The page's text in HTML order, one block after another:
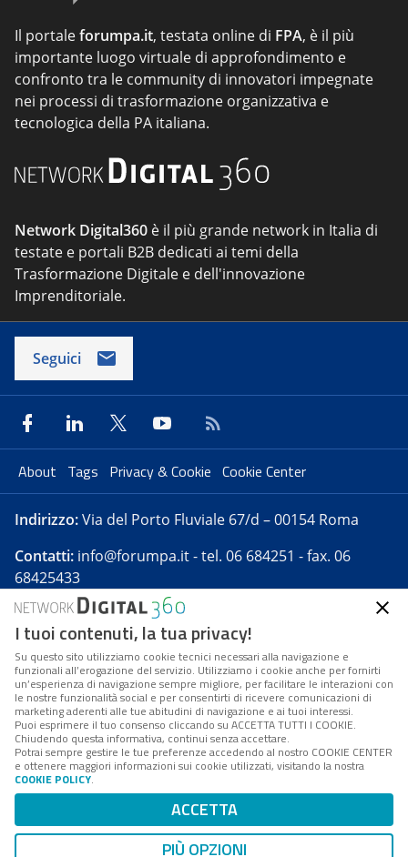
Il portaleforumpa.it, testata online di FPA, è il più
importante luogo virtuale di approfondimento e
confronto tra le community di innovatori impegnate
nei processi di trasformazione organizzativa e
tecnologica della PA italiana.
Network Digital360 è il più grande network in Italia di
testate e portali B2B dedicati ai temi della
Trasformazione Digitale e dell'innovazione
Imprenditoriale.
Seguici
About Tags Privacy & Cookie Cookie Center
Indirizzo:Via del Porto Fluviale 67/d – 00154 Roma
Contatti: info@forumpa.it- tel. 06 684251 - fax. 06
68425433
Forumpa.itè una pubblicazione telematica iscritta
presso Registro della stampa del Tribunale di Roma -
Reg. n. 182 del 2 maggio 2008 - Direttore resp. Michela
Stentella
FPA s.r.l. è società soggetta a Direzione e
Coordinamento da parte di Digital360 S.p.A. - FPA s.r.l.
è un'azienda certificata per il sistema di management
Codice Fiscale/Partita IVA n. 10693191008 - R.E.A. Roma
n. 1249791. ISP AWS
Mappa del sito
I tuoi contenuti, la tua privacy!
Su questo sito utilizziamo cookie tecnici necessari alla navigazione e
funzionali all’erogazione del servizio. Utilizziamo i cookie anche per fornirti
un’esperienza di navigazione sempre migliore, per facilitare le interazioni con
le nostre funzionalità social e per consentirti di ricevere comunicazioni di
marketing aderenti alle tue abitudini di navigazione e ai tuoi interessi.
Puoi esprimere il tuo consenso cliccando su ACCETTA TUTTI I COOKIE.
Chiudendo questa informativa, continui senza accettare.
Potrai sempre gestire le tue preferenze accedendo al nostro COOKIE CENTER
e ottenere maggiori informazioni sui cookie utilizzati, visitando la nostra
COOKIE POLICY.
ACCETTA
PIÙ OPZIONI